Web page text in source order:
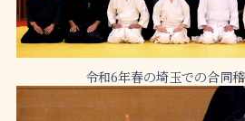
令和6年春の埼玉での合同